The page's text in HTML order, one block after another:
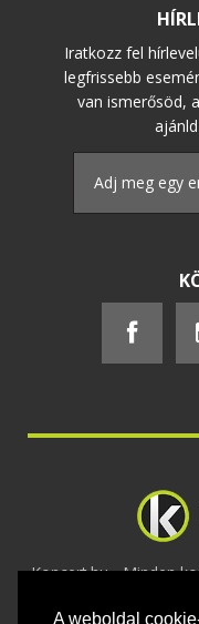
A weboldal
Iratkozz fel
legfrissebb
van ismerősöd,
Koncert.hu - Minden